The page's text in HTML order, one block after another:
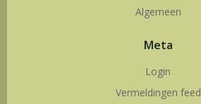
Algemeen
Meta
Login
Vermeldingen feed